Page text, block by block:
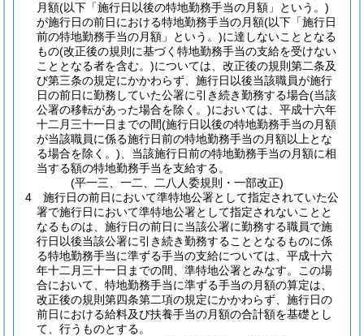
月額(以下「施行日以後の特地勤務手当の月額」という。)
が施行日の前日における特地勤務手当の月額(以下「施行日
前の特地勤務手当の月額」という。)に達しないこととなる
もの(改正後の規則に基づく特地勤務手当の支給を受けない
こととなる者を含む。)については、改正後の規則第二条及
び第三条の規定にかかわらず、施行日以後当該職員が施行
日の前日に勤務していた公署に引き続き勤務する場合(当該
公署の移転があった場合を除く。)においては、平成十六年
十二月三十一日までの間(施行日以後の特地勤務手当の月額
が当該職員に係る施行日前の特地勤務手当の月額以上とな
る場合を除く。) 、当該施行日前の特地勤務手当の月額に相
当する額の特地勤務手当を支給する。
(平一三、一二、二八人委規則・一部改正)
4
施行日の前日において準特地公署として指定されていた公
署で施行日において準特地公署として指定されないことと
なるものは、施行日の前日に当該公署に勤務する職員で施
行日以後当該公署に引き続き勤務することとなるものに係
る特地勤務手当に準ずる手当の支給については、平成十六
年十二月三十一日までの間、準特地公署とみなす。
この場
合において、特地勤務手当に準ずる手当の月額の算定は、
改正後の規則第四条第二項の規定にかかわらず、施行日の
前日における給料及び扶養手当の月額の合計額を基礎とし
て、行うものとする。